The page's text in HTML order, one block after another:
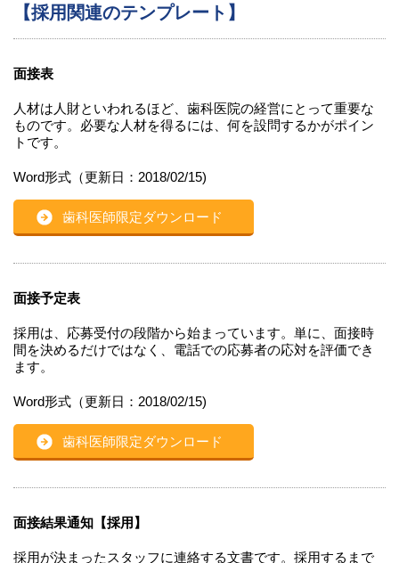
【採用関連のテンプレート】
面接表
人材は人財といわれるほど、歯科医院の経営にとって重要な
ものです。必要な人材を得るには、何を設問するかがポイン
トです。
Word形式（更新日：2018/02/15)
歯科医師限定ダウンロード
面接予定表
採用は、応募受付の段階から始まっています。単に、面接時
間を決めるだけではなく、電話での応募者の応対を評価でき
ます。
Word形式（更新日：2018/02/15)
歯科医師限定ダウンロード
面接結果通知【採用】
採用が決まったスタッフに連絡する文書です。採用するまで